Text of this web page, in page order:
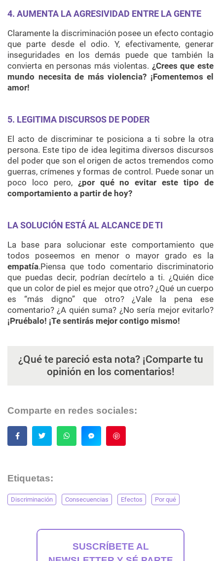
4. AUMENTA LA AGRESIVIDAD ENTRE LA GENTE
Claramente la discriminación posee un efecto contagio
que parte desde el odio. Y, efectivamente, generar
inseguridades en los demás puede que también la
convierta en personas más violentas. ¿Crees que este
mundo necesita de más violencia? ¡Fomentemos el
amor!
5. LEGITIMA DISCURSOS DE PODER
El acto de discriminar te posiciona a ti sobre la otra
persona. Este tipo de idea legitima diversos discursos
del poder que son el origen de actos tremendos como
guerras, crímenes y formas de control. Puede sonar un
poco loco pero, ¿por qué no evitar este tipo de
comportamiento a partir de hoy?
LA SOLUCIÓN ESTÁ AL ALCANCE DE TI
La base para solucionar este comportamiento que
todos poseemos en menor o mayor grado es la
empatía.Piensa que todo comentario discriminatorio
que puedas decir, podrían decírtelo a ti. ¿Quién dice
que un color de piel es mejor que otro? ¿Qué un cuerpo
es “más digno” que otro? ¿Vale la pena ese
comentario? ¿A quién suma? ¿No sería mejor evitarlo?
¡Pruébalo! ¡Te sentirás mejor contigo mismo!
¿Qué te pareció esta nota? ¡Comparte tu
opinión en los comentarios!
Comparte en redes sociales:
Etiquetas:
Discriminación Consecuencias Efectos Por qué
SUSCRÍBETE AL